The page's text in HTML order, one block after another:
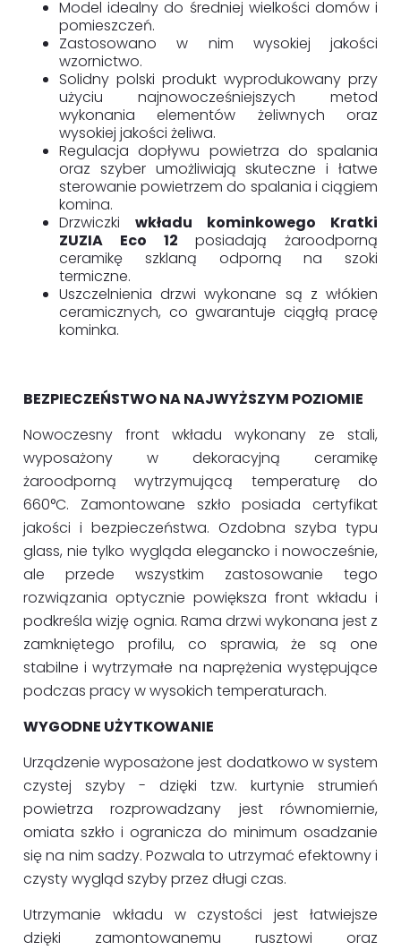
Model idealny do średniej wielkości domów i
pomieszczeń.
Zastosowano w nim wysokiej jakości
wzornictwo.
Solidny polski produkt wyprodukowany przy
użyciu najnowocześniejszych metod
wykonania elementów żeliwnych oraz
wysokiej jakości żeliwa.
Regulacja dopływu powietrza do spalania
oraz szyber umożliwiają skuteczne i łatwe
sterowanie powietrzem do spalania i ciągiem
komina.
Drzwiczki wkładu kominkowego Kratki
ZUZIA Eco 12 posiadają żaroodporną
ceramikę szklaną odporną na szoki
termiczne.
Uszczelnienia drzwi wykonane są z włókien
ceramicznych, co gwarantuje ciągłą pracę
kominka.
BEZPIECZEŃSTWO NA NAJWYŻSZYM POZIOMIE
Nowoczesny front wkładu wykonany ze stali,
wyposażony w dekoracyjną ceramikę
żaroodporną wytrzymującą temperaturę do
660°C. Zamontowane szkło posiada certyfikat
jakości i bezpieczeństwa. Ozdobna szyba typu
glass, nie tylko wygląda elegancko i nowocześnie,
ale przede wszystkim zastosowanie tego
rozwiązania optycznie powiększa front wkładu i
podkreśla wizję ognia. Rama drzwi wykonana jest z
zamkniętego profilu, co sprawia, że są one
stabilne i wytrzymałe na naprężenia występujące
podczas pracy w wysokich temperaturach.
WYGODNE UŻYTKOWANIE
Urządzenie wyposażone jest dodatkowo w system
czystej szyby - dzięki tzw. kurtynie strumień
powietrza rozprowadzany jest równomiernie,
omiata szkło i ogranicza do minimum osadzanie
się na nim sadzy. Pozwala to utrzymać efektowny i
czysty wygląd szyby przez długi czas.
Utrzymanie wkładu w czystości jest łatwiejsze
dzięki zamontowanemu rusztowi oraz